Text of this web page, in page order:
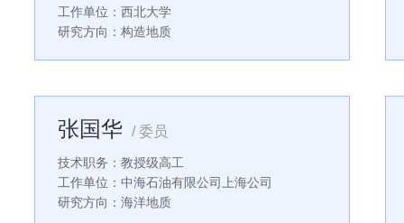
工作单位：西北大学
研究方向：构造地质
张国华 / 委员
技术职务：教授级高工
工作单位：中海石油有限公司上海公司
研究方向：海洋地质